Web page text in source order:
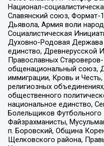
Национал-
Славянский союз, Формат-
Дьявола, Армия воли
Социалистическая
Духовно-Родовая Держава
единство, Древнерусской
Православных
общенациональный союз,
иммиграции, Кровь и
религиозных
общественного
национальное единство,
Болельщиков
Файзрахманисты,
п. Боровский, Община
Щелковского района,